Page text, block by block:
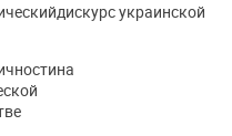
украинской